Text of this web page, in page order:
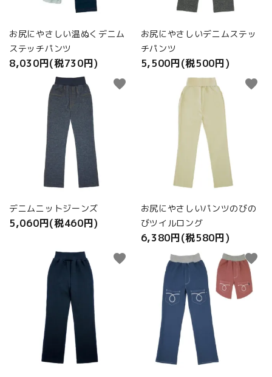
お尻にやさしい温ぬくデニム
ステッチパンツ
8,030円(税730円)
お尻にやさしいデニムステッ
チパンツ
5,500円(税500円)
デニムニットジーンズ
5,060円(税460円)
favorite
お尻にやさしいパンツのびの
びツイルロング
6,380円(税580円)
favorite
favorite favorite